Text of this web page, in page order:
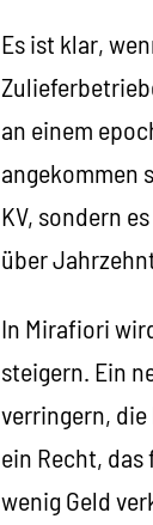
Es ist klar,
an einem
angekommen
KV, sondern
über
In Mirafiori
steigern. Ein
verringern,
ein Recht,
wenig Geld